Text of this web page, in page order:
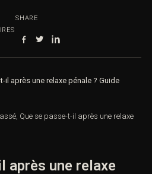
SHARE
il après une relaxe pénale ? Guide
Que se passe-t-il après une
après une relaxe